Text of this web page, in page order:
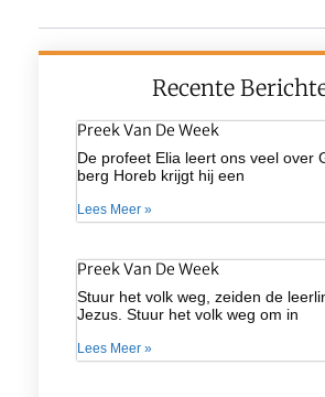
Recente
Preek Van De Week
De profeet Elia leert ons veel over
berg Horeb krijgt hij een
Lees Meer »
Preek Van De Week
Stuur het volk weg, zeiden de
Jezus. Stuur het volk weg om in
Lees Meer »